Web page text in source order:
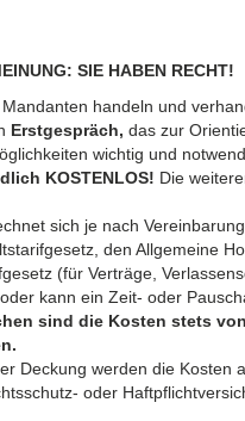
SIE HABEN RECHT!
handeln und
Erstgespräch, das zur
wichtig und
KOSTENLOS! Die
sich je nach
den Allgemeine
(für Verträge,
kann ein Zeit- oder
sind die Kosten stets
Deckung werden die Kosten
oder